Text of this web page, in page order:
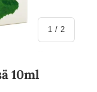
1 / /2
10ml